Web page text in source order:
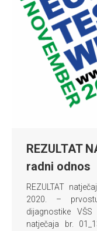
REZULTAT
radni odnos
REZULTAT
2020. –
dijagnostike VŠS
natječaja br.